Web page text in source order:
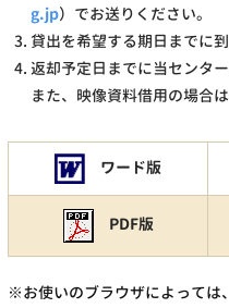
g.jp）でお送りください。
貸出を希望する期日までに
返却予定日までに当センタ
また、映像資料借用の場合
ワード版
PDF版
※お使いのブラウザによっては